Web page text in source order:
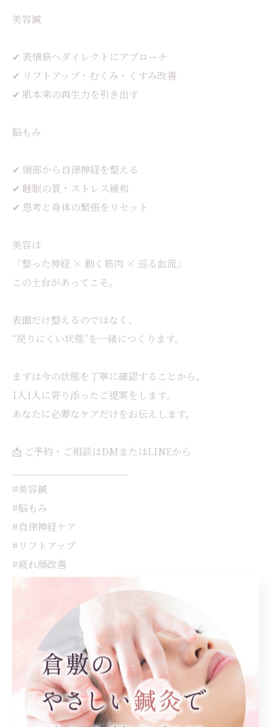
美容鍼
✔ 表情筋へダイレクトにアプローチ
✔ リフトアップ・むくみ・くすみ改善
✔ 肌本来の再生力を引き出す
脳もみ
✔ 頭部から自律神経を整える
✔ 睡眠の質・ストレス緩和
✔ 思考と身体の緊張をリセット
美容は
「整った神経 × 動く筋肉 × 巡る血流」
この土台があってこそ。
表面だけ整えるのではなく、
“戻りにくい状態”を一緒につくります。
まずは今の状態を丁寧に確認することから。
1人1人に寄り添ったご提案をします。
あなたに必要なケアだけをお伝えします。
📩 ご予約・ご相談はDMまたはLINEから
#美容鍼
#脳もみ
#自律神経ケア
#リフトアップ
#疲れ顔改善
大人女性の美容
倉敷市で第一印象を変える美容鍼